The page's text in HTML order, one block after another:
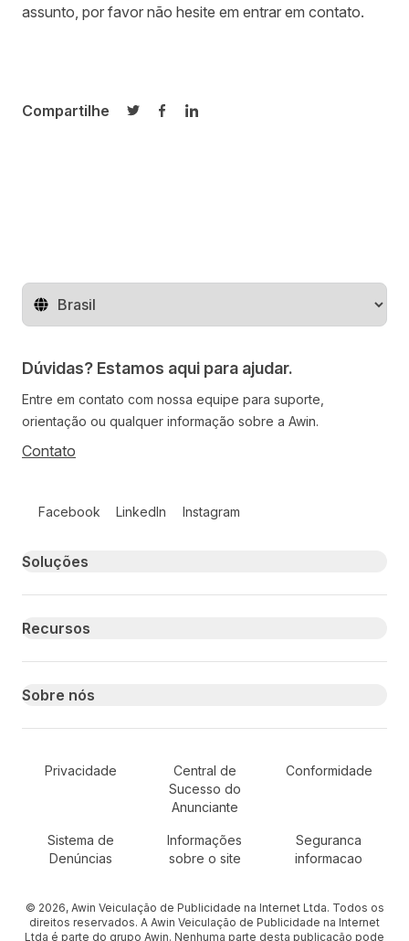
assunto, por favor não hesite em entrar em contato.
Compartilhe
Compartilhar no Twitter
Compartilhar no Facebook
Compartilhar no LinkedIn
Mude o território
Dúvidas? Estamos aqui para ajudar.
Entre em contato com nossa equipe para suporte,
orientação ou qualquer informação sobre a Awin.
Contato
Facebook LinkedIn Instagram
Primary footer navigation
Soluções
Recursos
Sobre nós
Secondary Footer Navigation
Privacidade
Central de
Sucesso do
Anunciante
Conformidade
Sistema de
Denúncias
Informações
sobre o site
Seguranca
informacao
© 2026, Awin Veiculação de Publicidade na Internet Ltda. Todos os
direitos reservados. A Awin Veiculação de Publicidade na Internet
Ltda é parte do grupo Awin. Nenhuma parte desta publicação pode